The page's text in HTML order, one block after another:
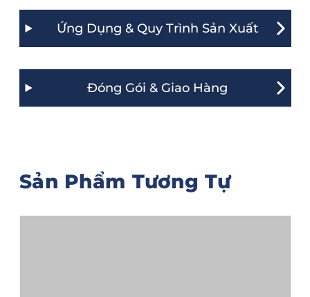
Ứng Dụng & Quy Trình Sản Xuất
Đóng Gói & Giao Hàng
Sản Phẩm Tương Tự